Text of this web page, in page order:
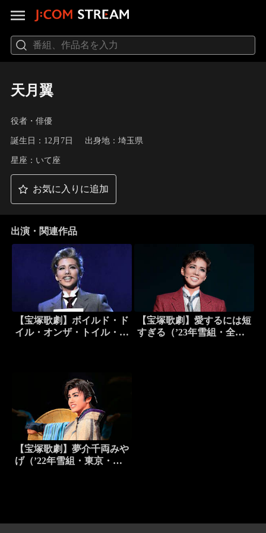
天月翼
役者・俳優
誕生日：12月7日 出身地：埼玉県
星座：いて座
お気に入りに追加
出演・関連作品
【宝塚歌劇】ボイルド・ド
イル・オンザ・トイル・ト
【宝塚歌劇】愛するには短
すぎる（’23年雪組・全
【宝塚歌劇】夢介千両みや
げ（’22年雪組・東京・千